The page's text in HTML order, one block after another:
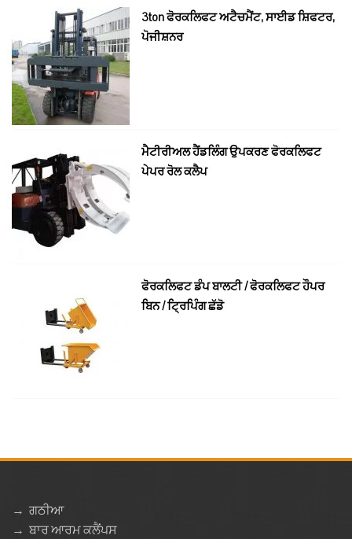
3ton ਫੋਰਕਲਿਫਟ ਅਟੈਚਮੈਂਟ, ਸਾਈਡ ਸ਼ਿਫਟਰ,
ਪੋਜੀਸ਼ਨਰ
ਮੈਟੀਰੀਅਲ ਹੈਂਡਲਿੰਗ ਉਪਕਰਣ ਫੋਰਕਲਿਫਟ
ਪੇਪਰ ਰੋਲ ਕਲੈਪ
ਫੋਰਕਲਿਫਟ ਡੰਪ ਬਾਲਟੀ / ਫੋਰਕਲਿਫਟ ਹੌਪਰ
ਬਿਨ / ਟ੍ਰਿਪਿੰਗ ਛੱਡੋ
→ ਗਠੀਆ
→ ਬਾਰ ਆਰਮ ਕਲੈਂਪਸ